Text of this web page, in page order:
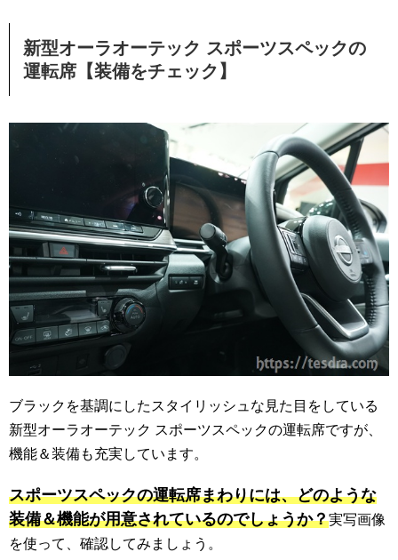
新型オーラオーテック スポーツスペックの
運転席【装備をチェック】
ブラックを基調にしたスタイリッシュな見た目をしている
新型オーラオーテック スポーツスペックの運転席ですが、
機能＆装備も充実しています。
スポーツスペックの運転席まわりには、どのような
装備＆機能が用意されているのでしょうか？実写画像
を使って、確認してみましょう。